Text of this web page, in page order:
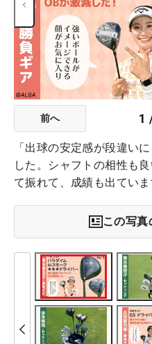
前へ 1
「出球の安定感が段違い
した。シャフトの相性も
て振れて、成績も出ていま
この写